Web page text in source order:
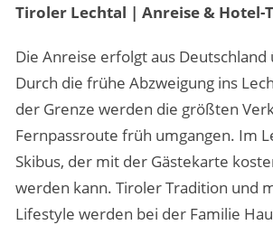
Tiroler Lechtal | Anreise & Hotel-
Die Anreise erfolgt aus
Durch die frühe Abzweigung ins
der Grenze werden die größten
Fernpassroute früh umgangen. Im
Skibus, der mit der Gästekarte
werden kann. Tiroler Tradition und
Lifestyle werden bei der Familie